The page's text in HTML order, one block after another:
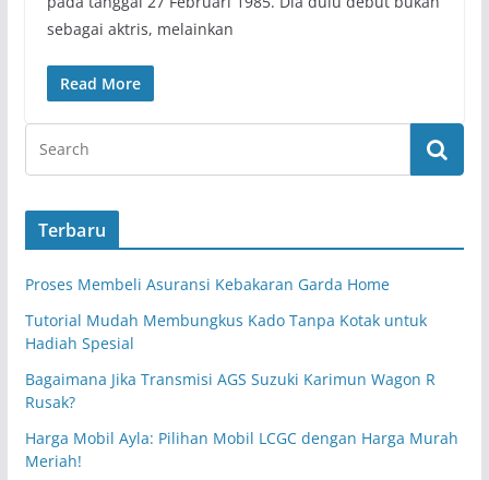
sebagai aktris, melainkan
Read More
Terbaru
Proses Membeli Asuransi Kebakaran Garda Home
Tutorial Mudah Membungkus Kado Tanpa Kotak untuk
Hadiah Spesial
Bagaimana Jika Transmisi AGS Suzuki Karimun Wagon R
Rusak?
Harga Mobil Ayla: Pilihan Mobil LCGC dengan Harga Murah
Meriah!